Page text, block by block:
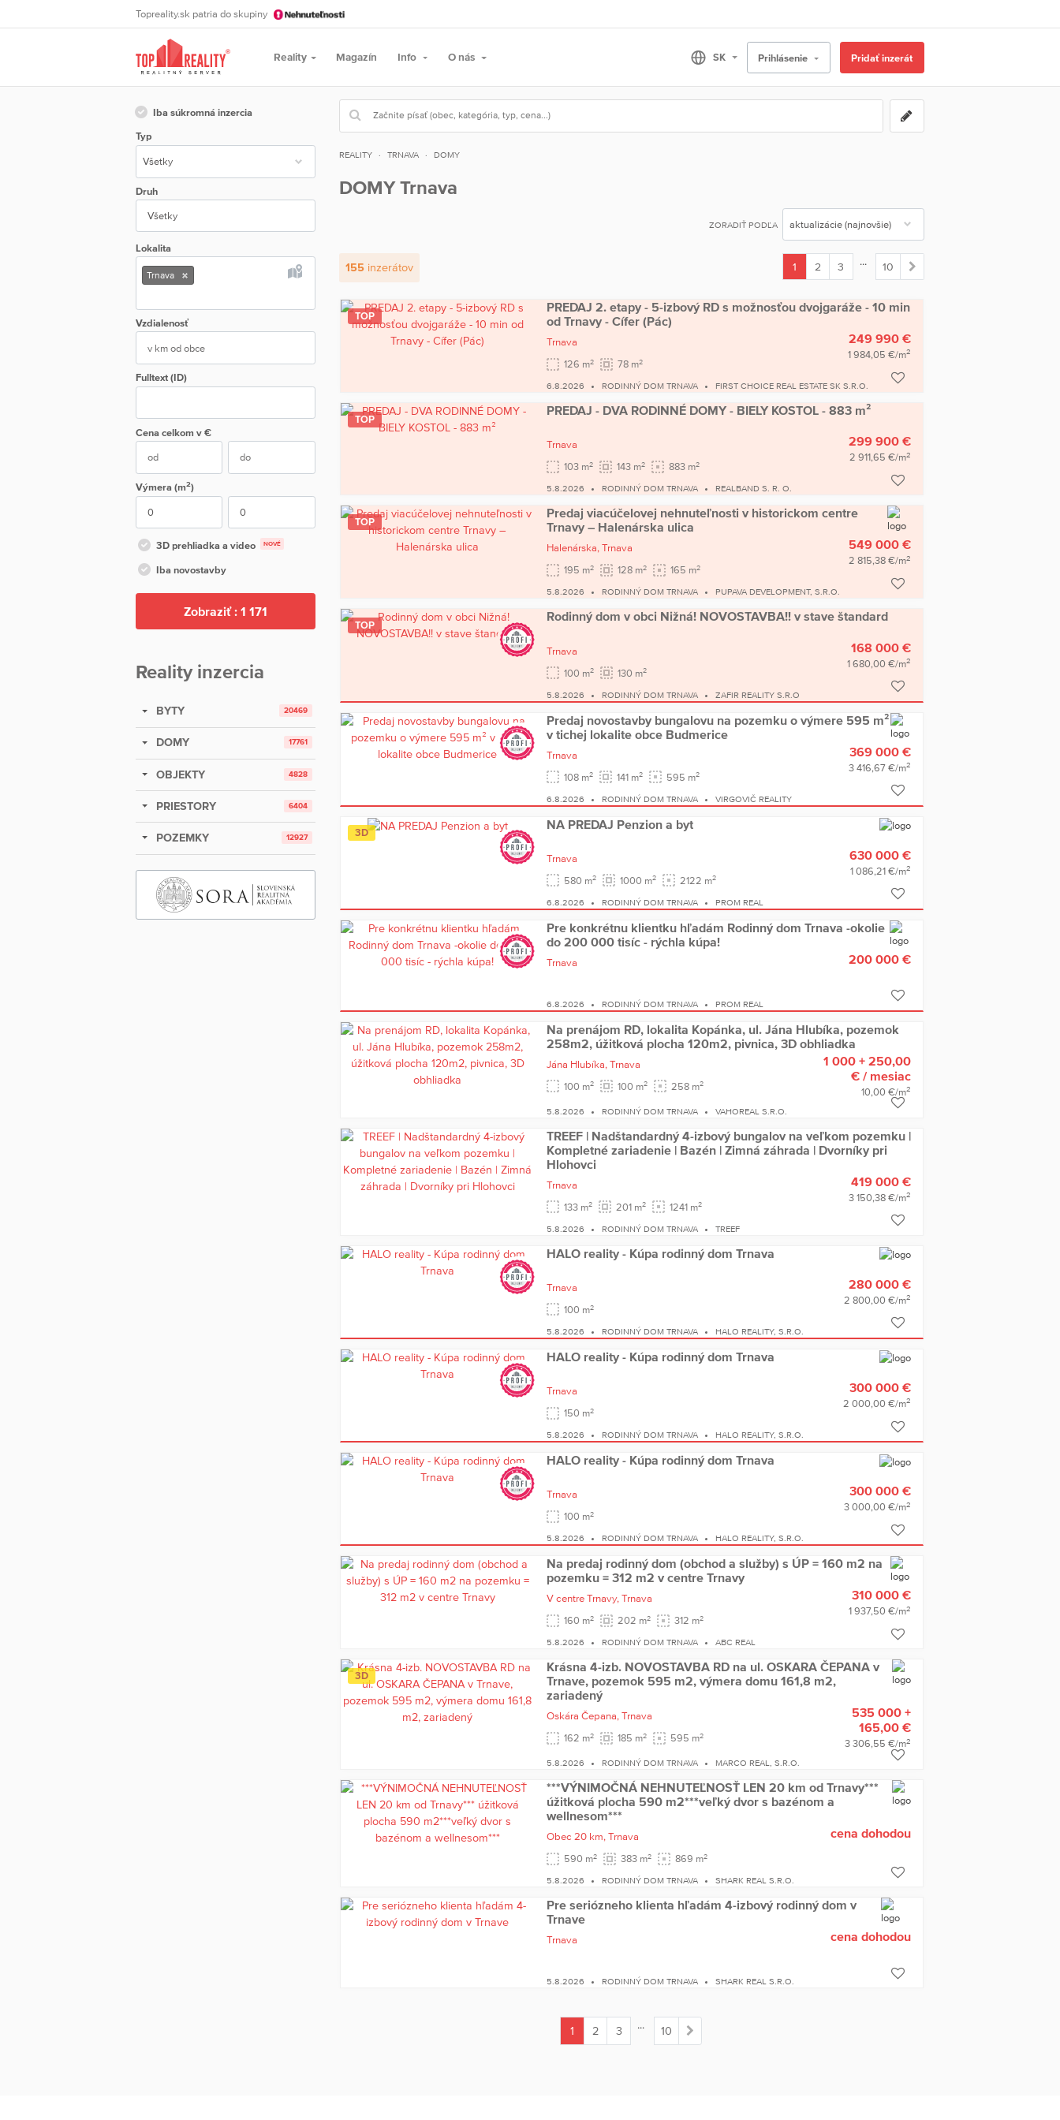
Topreality.sk patria do skupiny
Reality Magazín Info O nás Prihlásenie Pridať inzerát
Iba súkromná inzercia
Typ
Druh
Všetky
Lokalita
Trnava
Vzdialenosť
Fulltext (ID)
Cena celkom v €
Výmera (m2)
3D prehliadka a video NOVÉ
Iba novostavby
Zobraziť : 1 171
Reality inzercia
BYTY 20469
DOMY 17761
OBJEKTY 4828
PRIESTORY 6404
POZEMKY 12927
REALITY TRNAVA DOMY
DOMY Trnava
ZORADIŤ PODĽA
155inzerátov
1
2 3 ... 10
TOP
PREDAJ 2. etapy - 5-izbový RD s možnosťou dvojgaráže - 10 min
od Trnavy - Cífer (Pác)
Trnava
126 m2 78 m2
249 990 €
1 984,05 €/m2
6.8.2026 RODINNÝ DOM TRNAVA FIRST CHOICE REAL ESTATE SK S.R.O.
TOP
PREDAJ - DVA RODINNÉ DOMY - BIELY KOSTOL - 883 m²
Trnava
103 m2 143 m2 883 m2
299 900 €
2 911,65 €/m2
5.8.2026 RODINNÝ DOM TRNAVA REALBAND S. R. O.
TOP
Predaj viacúčelovej nehnuteľnosti v historickom centre
Trnavy – Halenárska ulica
Halenárska, Trnava
195 m2 128 m2 165 m2
549 000 €
2 815,38 €/m2
5.8.2026 RODINNÝ DOM TRNAVA PUPAVA DEVELOPMENT, S.R.O.
TOP
Rodinný dom v obci Nižná! NOVOSTAVBA!! v stave štandard
Trnava
100 m2 130 m2
168 000 €
1 680,00 €/m2
5.8.2026 RODINNÝ DOM TRNAVA ZAFIR REALITY S.R.O
Predaj novostavby bungalovu na pozemku o výmere 595 m²
v tichej lokalite obce Budmerice
Trnava
108 m2 141 m2 595 m2
369 000 €
3 416,67 €/m2
6.8.2026 RODINNÝ DOM TRNAVA VIRGOVIČ REALITY
3D
NA PREDAJ Penzion a byt
Trnava
580 m2 1000 m2 2122 m2
630 000 €
1 086,21 €/m2
6.8.2026 RODINNÝ DOM TRNAVA PROM REAL
Pre konkrétnu klientku hľadám Rodinný dom Trnava -okolie
do 200 000 tisíc - rýchla kúpa!
Trnava 200 000 €
6.8.2026 RODINNÝ DOM TRNAVA PROM REAL
Na prenájom RD, lokalita Kopánka, ul. Jána Hlubíka, pozemok
258m2, úžitková plocha 120m2, pivnica, 3D obhliadka
Jána Hlubíka, Trnava
100 m2 100 m2 258 m2
1 000 + 250,00
€/ mesiac
10,00 €/m2
5.8.2026 RODINNÝ DOM TRNAVA VAHOREAL S.R.O.
TREEF | Nadštandardný 4-izbový bungalov na veľkom pozemku |
Kompletné zariadenie | Bazén | Zimná záhrada | Dvorníky pri
Hlohovci
Trnava
133 m2 201 m2 1241 m2
419 000 €
3 150,38 €/m2
5.8.2026 RODINNÝ DOM TRNAVA TREEF
HALO reality - Kúpa rodinný dom Trnava
Trnava
100 m2
280 000 €
2 800,00 €/m2
5.8.2026 RODINNÝ DOM TRNAVA HALO REALITY, S.R.O.
HALO reality - Kúpa rodinný dom Trnava
Trnava
150 m2
300 000 €
2 000,00 €/m2
5.8.2026 RODINNÝ DOM TRNAVA HALO REALITY, S.R.O.
HALO reality - Kúpa rodinný dom Trnava
Trnava
100 m2
300 000 €
3 000,00 €/m2
5.8.2026 RODINNÝ DOM TRNAVA HALO REALITY, S.R.O.
Na predaj rodinný dom (obchod a služby) s ÚP = 160 m2 na
pozemku = 312 m2 v centre Trnavy
V centre Trnavy, Trnava
160 m2 202 m2 312 m2
310 000 €
1 937,50 €/m2
5.8.2026 RODINNÝ DOM TRNAVA ABC REAL
3D
Krásna 4-izb. NOVOSTAVBA RD na ul. OSKARA ČEPANA v
Trnave, pozemok 595 m2, výmera domu 161,8 m2,
zariadený
Oskára Čepana, Trnava
162 m2 185 m2 595 m2
535 000 +
165,00 €
3 306,55 €/m2
5.8.2026 RODINNÝ DOM TRNAVA MARCO REAL, S.R.O.
***VÝNIMOČNÁ NEHNUTEĽNOSŤ LEN 20 km od Trnavy***
úžitková plocha 590 m2***veľký dvor s bazénom a
wellnesom***
Obec 20 km, Trnava
590 m2 383 m2 869 m2
cena dohodou
5.8.2026 RODINNÝ DOM TRNAVA SHARK REAL S.R.O.
Pre seriózneho klienta hľadám 4-izbový rodinný dom v
Trnave
Trnava cena dohodou
5.8.2026 RODINNÝ DOM TRNAVA SHARK REAL S.R.O.
1
2 3 ... 10